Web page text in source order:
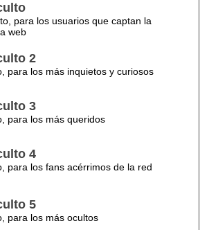
para los usuarios que captan la
web
2
para los más inquietos y curiosos
3
para los más queridos
4
para los fans acérrimos de la red
5
para los más ocultos